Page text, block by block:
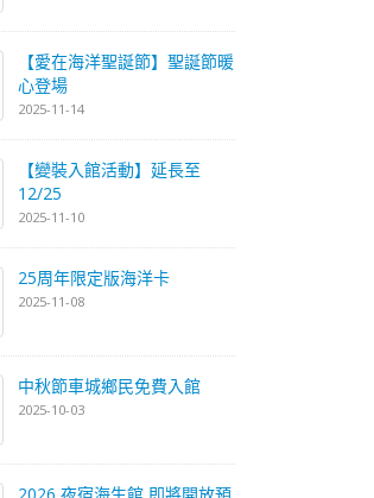
【愛在海洋聖誕節】聖誕節暖
心登場
2025-11-14
【變裝入館活動】延長至
12/25
2025-11-10
25周年限定版海洋卡
2025-11-08
中秋節車城鄉民免費入館
2025-10-03